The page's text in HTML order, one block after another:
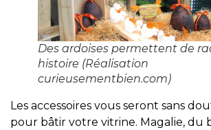
Des ardoises permettent de
histoire (Réalisation
curieusementbien.com)
Les accessoires vous seront sans
pour bâtir votre vitrine. Magalie, du